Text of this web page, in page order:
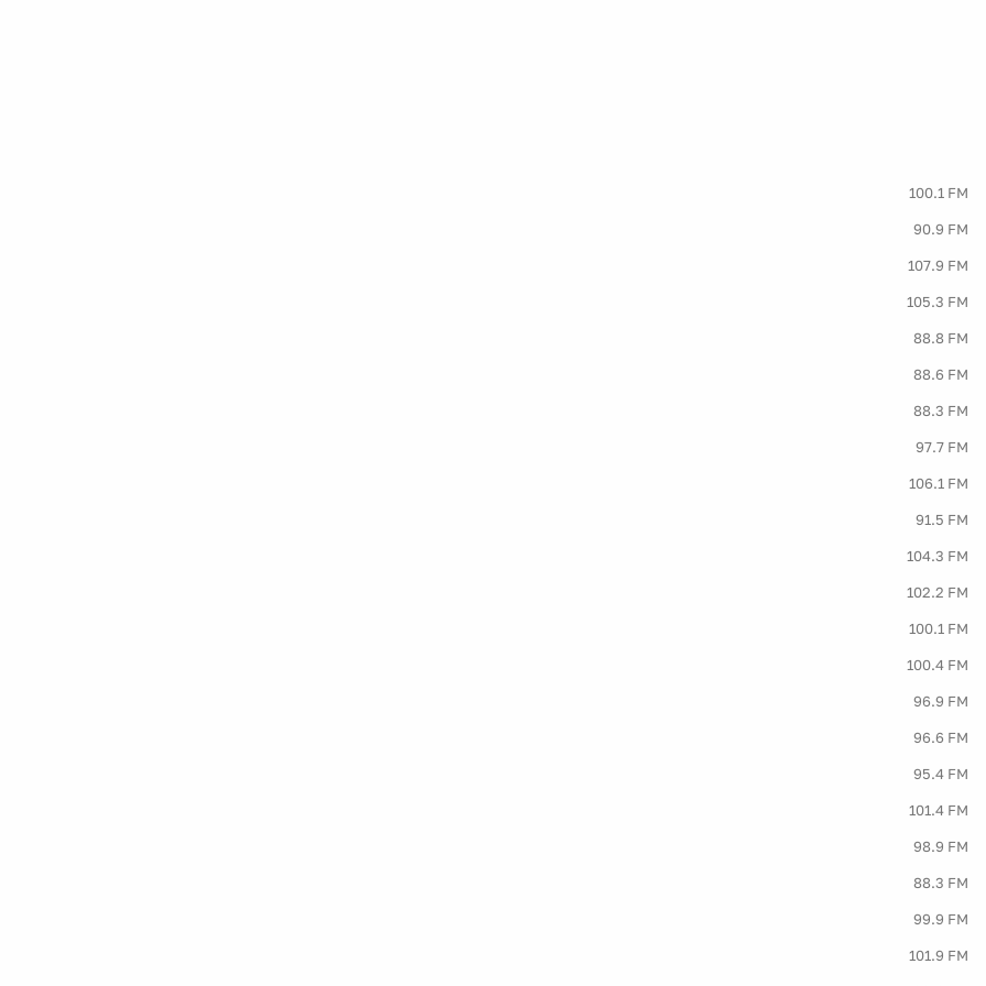
100.1 FM
90.9 FM
107.9 FM
105.3 FM
88.8 FM
88.6 FM
88.3 FM
97.7 FM
106.1 FM
91.5 FM
104.3 FM
102.2 FM
100.1 FM
100.4 FM
96.9 FM
96.6 FM
95.4 FM
101.4 FM
98.9 FM
88.3 FM
99.9 FM
101.9 FM